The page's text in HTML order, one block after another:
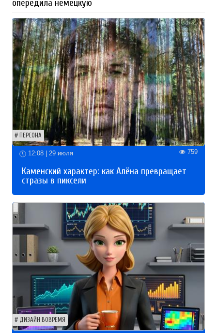
опередила немецкую
ПЕРСОНА
12:08 | 29 июля 759
Каменский характер: как Алёна превращает
стразы в пиксели
ДИЗАЙН ВОВРЕМЯ